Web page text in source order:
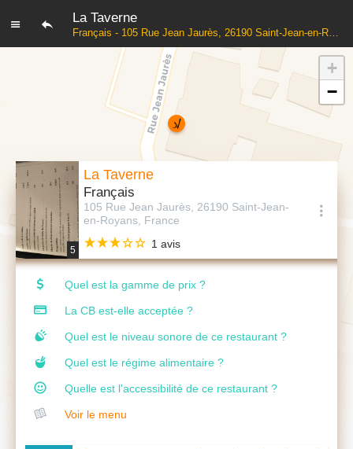
La Taverne
Français - 105 Rue Jean Jaurès, 26190 Saint-Jean-en-Royans, France
5
La Taverne
Français
105 Rue Jean Jaurès, 26190 Saint-Jean-
en-Royans, France
1 avis
Quel est la gamme de prix ?
La CB est-elle acceptée ?
Quel est le niveau sonore de ce restaurant ?
Quel est le régime alimentaire ?
Quelle est l'accessibilité de ce restaurant ?
Voir le menu
+
−